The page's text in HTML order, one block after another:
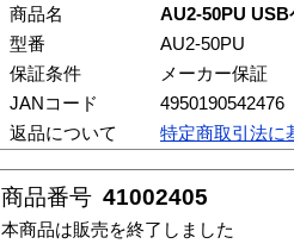
商品名
AU2-50PU USB
型番
AU2-50PU
保証条件
メーカー保証
JANコード
4950190542476
返品について
特定商取引法に
商品番号 41002405
本商品は販売を終了しました